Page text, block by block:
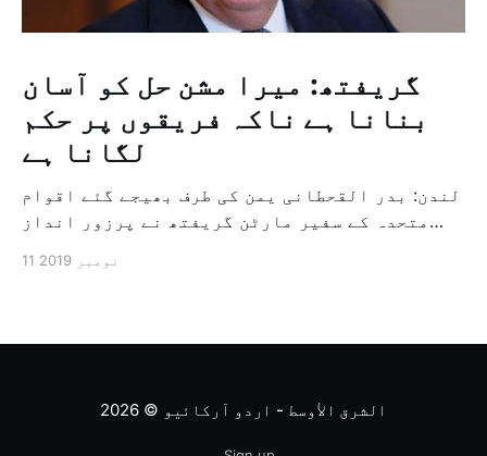
گریفتھ: میرا مشن حل کو آسان
بنانا ہے ناکہ فریقوں پر حکم
لگانا ہے
لندن: بدر القحطانی یمن کی طرف بھیجے گئے اقوام
متحدہ کے سفیر مارٹن گریفتھ نے پرزور انداز
ثالثی اور اس کشمکش کی حدبندی کرنے کے لئے ایک
11 نومبر 2019
الشرق الأوسط - اردو آرکائیو © 2026